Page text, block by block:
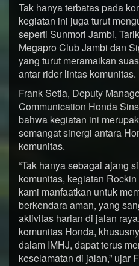
Tak hanya terbatas pada
kegiatan ini juga turut
seperti Sunmori Jambi,
Megapro Club Jambi dan
yang turut meramaikan
antar rider lintas komunitas.
Frank Setia, Deputy
Communication Honda
bahwa kegiatan ini
semangat sinergi antara
komunitas.
“Tak hanya sebagai ajang
komunitas, kegiatan
kami manfaatkan untuk
berkendara aman, yang
aktivitas harian di jalan
komunitas Honda,
dalam IMHJ, dapat terus
keselamatan di jalan,” ujar